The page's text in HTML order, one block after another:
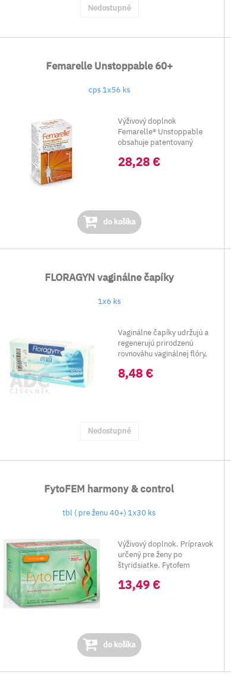
Nedostupné
Femarelle Unstoppable 60+
cps 1x56 ks
Výživový doplnok
Femarelle® Unstoppable
obsahuje patentovaný
28,28 €
do košíka
FLORAGYN vaginálne čapíky
1x6 ks
Vaginálne čapíky udržujú a
regenerujú prirodzenú
rovnováhu vaginálnej flóry,
8,48 €
Nedostupné
FytoFEM harmony & control
tbl ( pre ženu 40+) 1x30 ks
Výživový doplnok. Prípravok
určený pre ženy po
štyridsiatke. Fytofem
13,49 €
do košíka